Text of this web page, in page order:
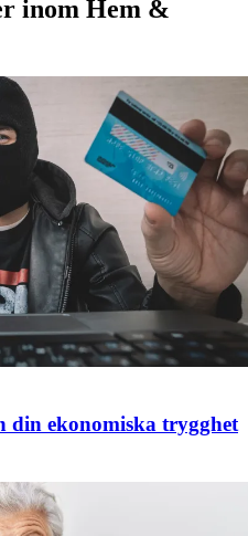
inom Hem &
din ekonomiska trygghet